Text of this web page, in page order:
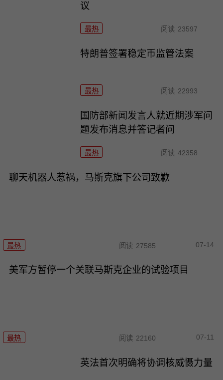
议
最热 阅读 23597
特朗普签署稳定币监管法案
最热 阅读 22993
国防部新闻发言人就近期涉军问
题发布消息并答记者问
最热 阅读 42358
聊天机器人惹祸，马斯克旗下公司致歉
最热 阅读 27585 07-14
美军方暂停一个关联马斯克企业的试验项目
最热 阅读 22160 07-11
英法首次明确将协调核威慑力量